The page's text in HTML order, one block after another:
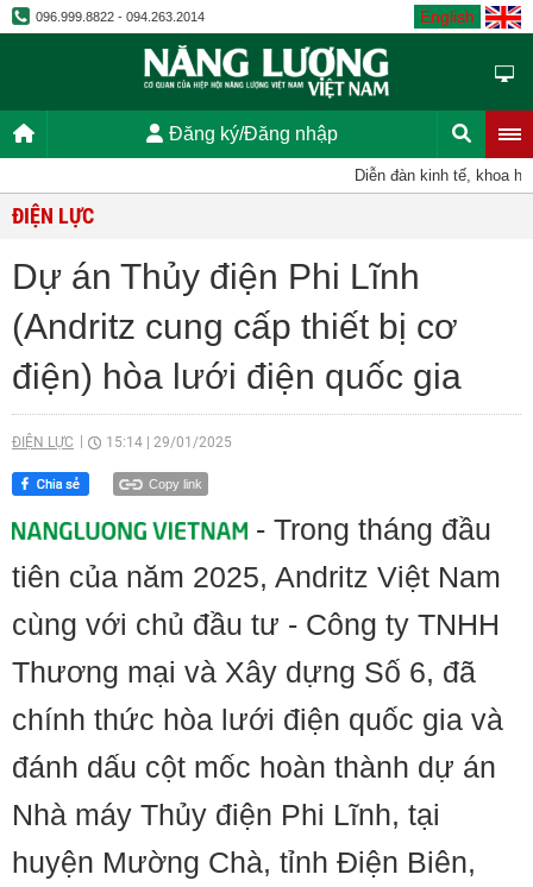
096.999.8822 - 094.263.2014 English
Đăng ký/Đăng nhập
Diễn đàn kinh tế, khoa
ĐIỆN LỰC
Dự án Thủy điện Phi Lĩnh
(Andritz cung cấp thiết bị cơ
điện) hòa lưới điện quốc gia
ĐIỆN LỰC 15:14 29/01/2025
Copy link
- Trong tháng đầu
tiên của năm 2025, Andritz Việt Nam
cùng với chủ đầu tư - Công ty TNHH
Thương mại và Xây dựng Số 6, đã
chính thức hòa lưới điện quốc gia và
đánh dấu cột mốc hoàn thành dự án
Nhà máy Thủy điện Phi Lĩnh, tại
huyện Mường Chà, tỉnh Điện Biên,